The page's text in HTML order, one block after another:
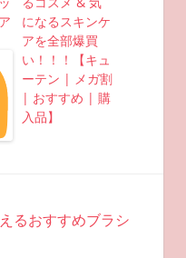
になるスキンケ
アを全部爆買
い！！！【キュ
ーテン | メガ割
| おすすめ | 購
入品】
るおすすめブラシ